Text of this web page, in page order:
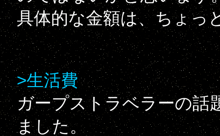
具体的な金額は、ちょっ
>生活費
ガープストラベラーの話
ました。